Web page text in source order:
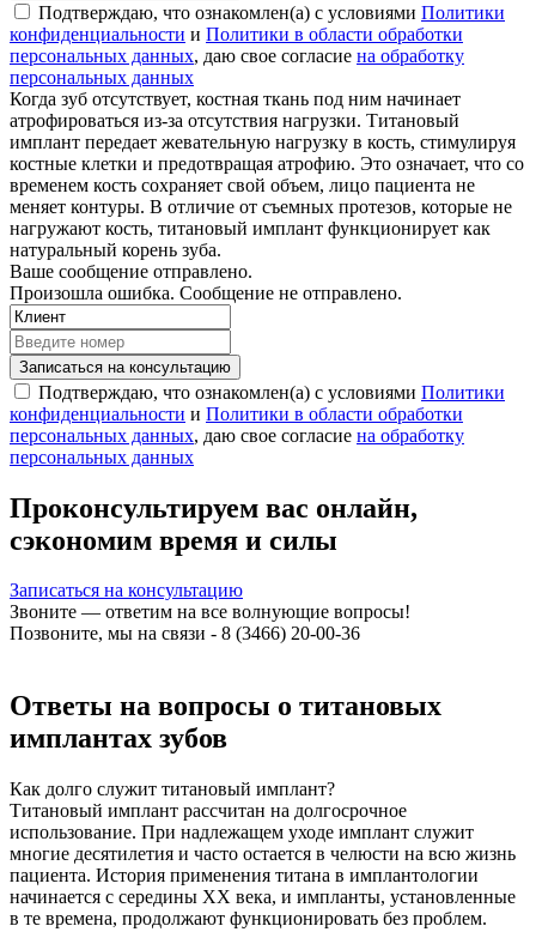
Подтверждаю, что ознакомлен(а) с условиями Политики
конфиденциальности и Политики в области обработки
персональных данных, даю свое согласие на обработку
персональных данных
Когда зуб отсутствует, костная ткань под ним начинает
атрофироваться из-за отсутствия нагрузки. Титановый
имплант передает жевательную нагрузку в кость, стимулируя
костные клетки и предотвращая атрофию. Это означает, что со
временем кость сохраняет свой объем, лицо пациента не
меняет контуры. В отличие от съемных протезов, которые не
нагружают кость, титановый имплант функционирует как
натуральный корень зуба.
Ваше сообщение отправлено.
Произошла ошибка. Сообщение не отправлено.
Записаться на консультацию
Подтверждаю, что ознакомлен(а) с условиями Политики
конфиденциальности и Политики в области обработки
персональных данных, даю свое согласие на обработку
персональных данных
Проконсультируем вас онлайн,
сэкономим время и силы
Записаться на консультацию
Звоните — ответим на все волнующие вопросы!
Позвоните, мы на связи - 8 (3466) 20-00-36
Ответы на вопросы о титановых
имплантах зубов
Как долго служит титановый имплант?
Титановый имплант рассчитан на долгосрочное
использование. При надлежащем уходе имплант служит
многие десятилетия и часто остается в челюсти на всю жизнь
пациента. История применения титана в имплантологии
начинается с середины XX века, и импланты, установленные
в те времена, продолжают функционировать без проблем.